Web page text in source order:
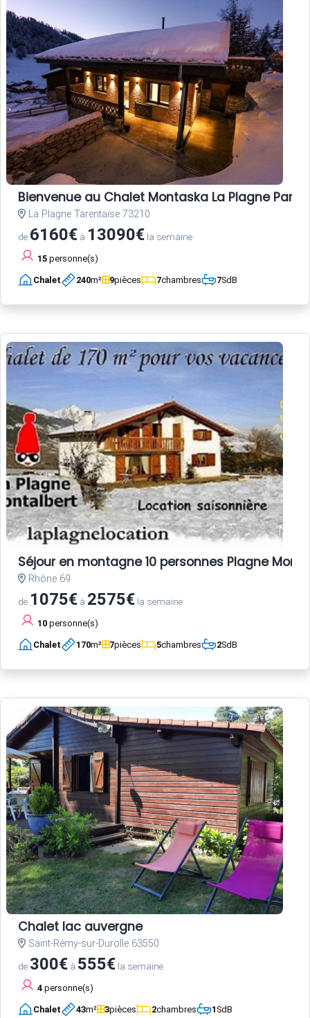
Bienvenue au Chalet Montaska La Plagne
La Plagne Tarentaise 73210
de 6160€ à 13090€ la semaine
15 personne(s)
Chalet 240m² 9pièces 7chambres 7SdB
Séjour en montagne 10 personnes Plagne
Rhône 69
de 1075€ à 2575€ la semaine
10 personne(s)
Chalet 170m² 7pièces 5chambres 2SdB
Chalet lac auvergne
Saint-Rémy-sur-Durolle 63550
de 300€ à 555€ la semaine
4 personne(s)
Chalet 43m² 3pièces 2chambres 1SdB